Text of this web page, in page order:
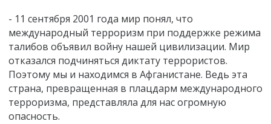
- 11 сентября 2001 года мир понял, что
международный терроризм при поддержке режима
талибов объявил войну нашей цивилизации. Мир
отказался подчиняться диктату террористов.
Поэтому мы и находимся в Афганистане. Ведь эта
страна, превращенная в плацдарм международного
терроризма, представляла для нас огромную
опасность.